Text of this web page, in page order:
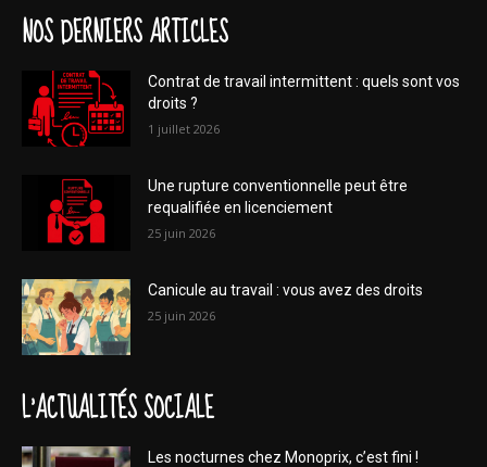
NOS DERNIERS ARTICLES
Contrat de travail intermittent : quels sont vos
droits ?
1 juillet 2026
Une rupture conventionnelle peut être
requalifiée en licenciement
25 juin 2026
Canicule au travail : vous avez des droits
25 juin 2026
L'ACTUALITÉS SOCIALE
Les nocturnes chez Monoprix, c’est fini !